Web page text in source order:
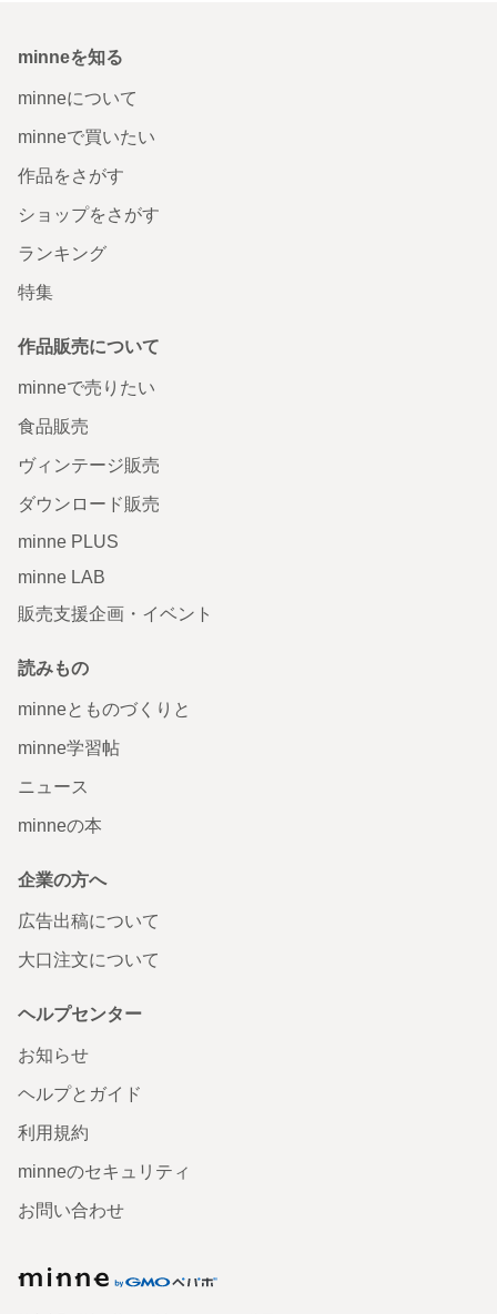
minneを知る
minneについて
minneで買いたい
作品をさがす
ショップをさがす
ランキング
特集
作品販売について
minneで売りたい
食品販売
ヴィンテージ販売
ダウンロード販売
minne PLUS
minne LAB
販売支援企画・イベント
読みもの
minneとものづくりと
minne学習帖
ニュース
minneの本
企業の方へ
広告出稿について
大口注文について
ヘルプセンター
お知らせ
ヘルプとガイド
利用規約
minneのセキュリティ
お問い合わせ